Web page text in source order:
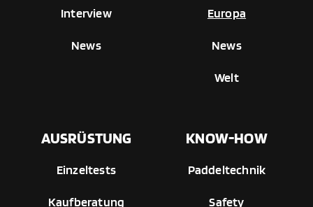
Interview
News
Europa
News
Welt
AUSRÜSTUNG
Einzeltests
Kaufberatung
KNOW-HOW
Paddeltechnik
Safety